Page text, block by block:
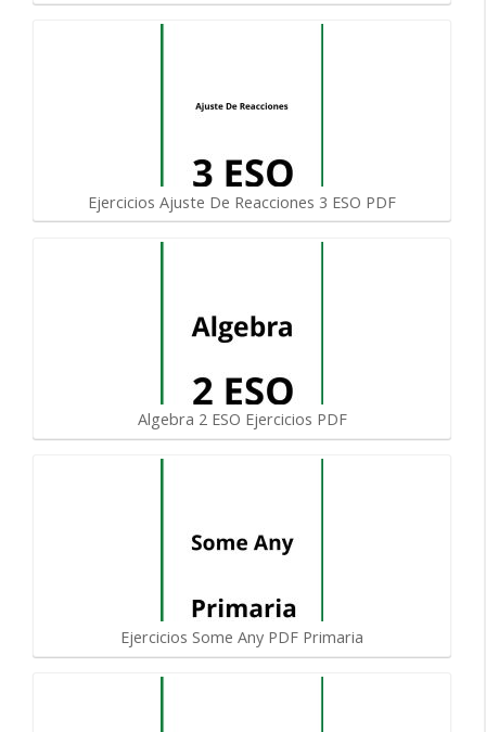
Ejercicios Ajuste De Reacciones 3 ESO PDF
Algebra 2 ESO Ejercicios PDF
Ejercicios Some Any PDF Primaria